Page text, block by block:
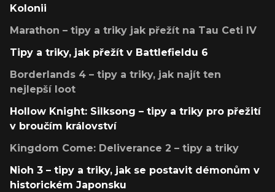
Kolonii
Marathon – tipy a triky jak přežít na Tau Ceti IV
Tipy a triky, jak přežít v Battlefieldu 6
Borderlands 4 – tipy a triky, jak najít ten
nejlepší loot
Hollow Knight: Silksong – tipy a triky pro přežití
v broučím království
Kingdom Come: Deliverance 2 – tipy a triky
Nioh 3 – tipy a triky, jak se postavit démonům v
historickém Japonsku